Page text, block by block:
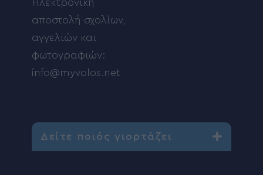
Ηλεκτρονική
αποστολή σχολίων,
αγγελιών και
φωτογραφιών:
info@myvolos.net
Δείτε ποιός γιορτάζει